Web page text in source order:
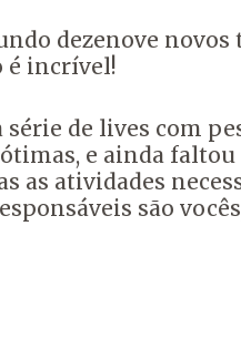
dezenove
é incrível!
de lives com
e ainda
as atividades
são